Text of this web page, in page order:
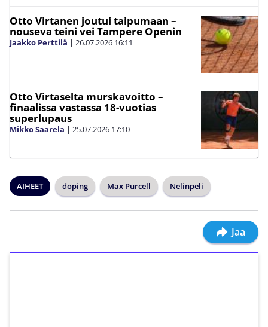
Otto Virtanen joutui taipumaan –
nouseva teini vei Tampere Openin
Jaakko Perttilä | 26.07.2026 16:11
Otto Virtaselta murskavoitto –
finaalissa vastassa 18-vuotias
superlupaus
Mikko Saarela | 25.07.2026 17:10
AIHEET doping Max Purcell Nelinpeli
Jaa